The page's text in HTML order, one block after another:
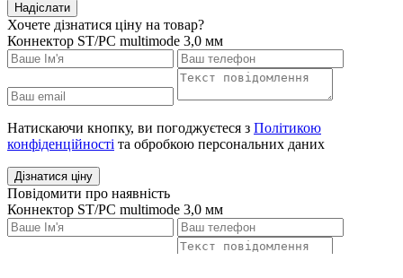
Надіслати
Хочете дізнатися ціну на товар?
Коннектор ST/PC multimode 3,0 мм
Натискаючи кнопку, ви погоджуєтеся з Політикою
конфіденційності та обробкою персональних даних
Дізнатися ціну
Повідомити про наявність
Коннектор ST/PC multimode 3,0 мм